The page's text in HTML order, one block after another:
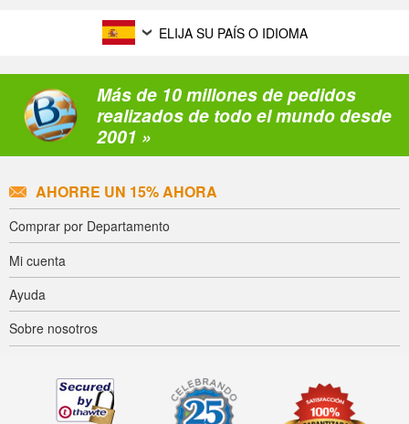
ELIJA SU PAÍS O IDIOMA
Más de 10 millones de pedidos
realizados de todo el mundo desde
2001 »
AHORRE UN 15% AHORA
Comprar por Departamento
Mi cuenta
Ayuda
Sobre nosotros